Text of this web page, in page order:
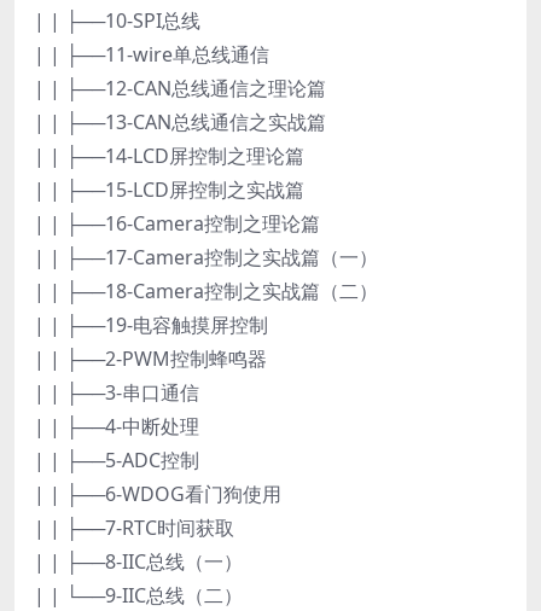
| | ├──10-SPI总线
| | ├──11-wire单总线通信
| | ├──12-CAN总线通信之理论篇
| | ├──13-CAN总线通信之实战篇
| | ├──14-LCD屏控制之理论篇
| | ├──15-LCD屏控制之实战篇
| | ├──16-Camera控制之理论篇
| | ├──17-Camera控制之实战篇（一）
| | ├──18-Camera控制之实战篇（二）
| | ├──19-电容触摸屏控制
| | ├──2-PWM控制蜂鸣器
| | ├──3-串口通信
| | ├──4-中断处理
| | ├──5-ADC控制
| | ├──6-WDOG看门狗使用
| | ├──7-RTC时间获取
| | ├──8-IIC总线（一）
| | └──9-IIC总线（二）